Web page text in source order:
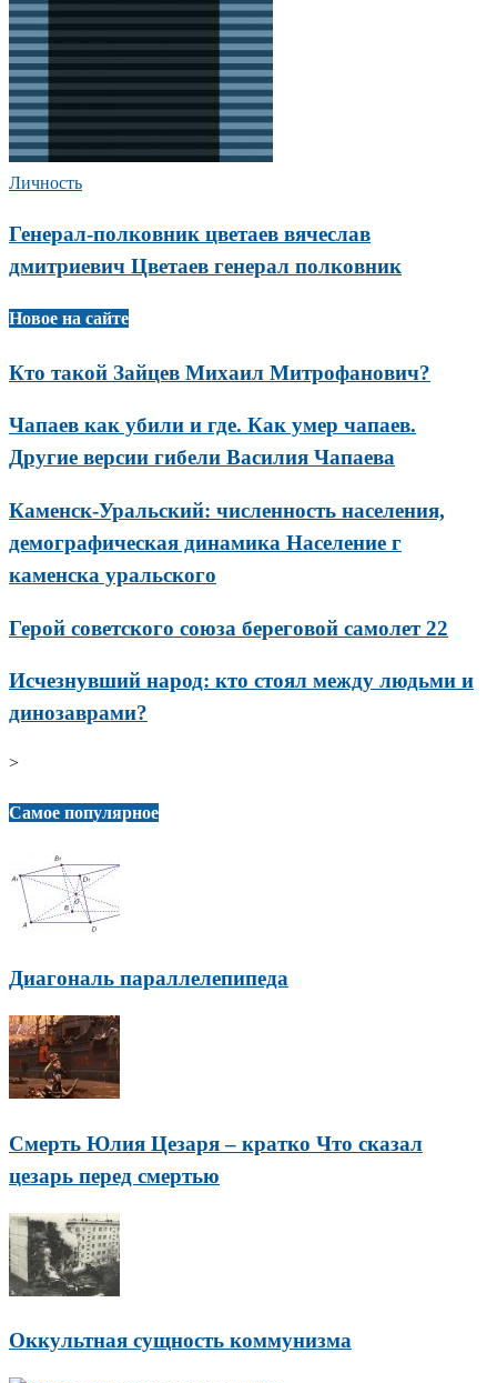
Личность
Генерал-полковник цветаев вячеслав
дмитриевич Цветаев генерал полковник
Новое на сайте
Кто такой Зайцев Михаил Митрофанович?
Чапаев как убили и где. Как умер чапаев.
Другие версии гибели Василия Чапаева
Каменск-Уральский: численность населения,
демографическая динамика Население г
каменска уральского
Герой советского союза береговой самолет 22
Исчезнувший народ: кто стоял между людьми и
динозаврами?
>
Самое популярное
Диагональ параллелепипеда
Смерть Юлия Цезаря – кратко Что сказал
цезарь перед смертью
Оккультная сущность коммунизма